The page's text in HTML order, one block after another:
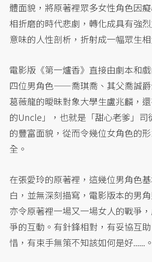
體面貌，將原著裡眾多女性角色因
相折磨的時代悲劇，轉化成具有強烈
意味的人性剖析，折射成一幅眾生相
電影版《第一爐香》直接由劇本和
四位男角色——喬琪喬、其父喬誠
葛薇龍的曖昧對象大學生盧兆麟，
的Uncle」，也就是「甜心老爹」司
的豐富面貌，從而令幾位女角色的
全。
在張愛玲的原著裡，這幾位男角色
白，並無深刻描寫，電影版本的男角
亦令原著裡一場又一場女人的戰爭
爭的互動。有針鋒相對，有妥協互
惜，有束手無策不知該如何是好......。